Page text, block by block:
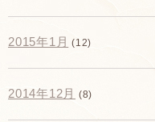
2015年1月 (12)
2014年12月 (8)